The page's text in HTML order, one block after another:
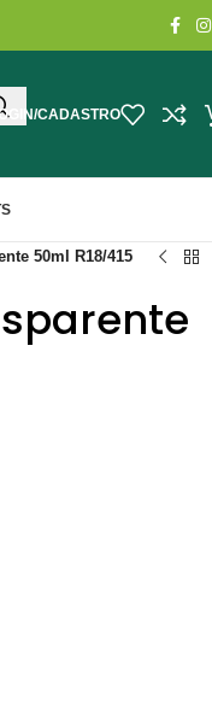
CADASTRO
50ml R18/415